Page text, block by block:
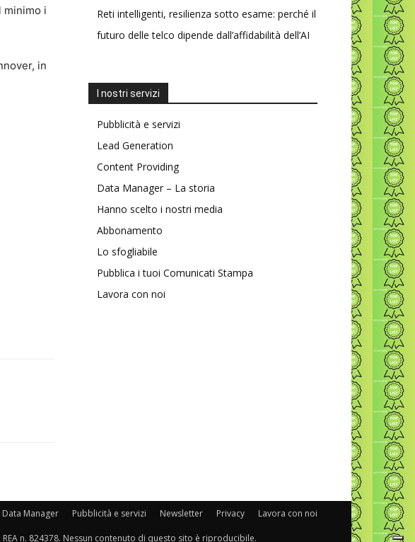
minimo i
in
Reti intelligenti, resilienza sotto esame: perché il
futuro delle telco dipende dall’affidabilità dell’AI
I nostri servizi
Pubblicità e servizi
Lead Generation
Content Providing
Data Manager – La storia
Hanno scelto i nostri media
Abbonamento
Lo sfogliabile
Pubblica i tuoi Comunicati Stampa
Lavora con noi
Data Manager Pubblicità e servizi Newsletter Privacy Lavora con noi
REA n. 824378. Nessun contenuto di questo sito è riproducibile.